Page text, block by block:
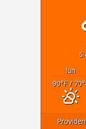
lun
90°F/ 70